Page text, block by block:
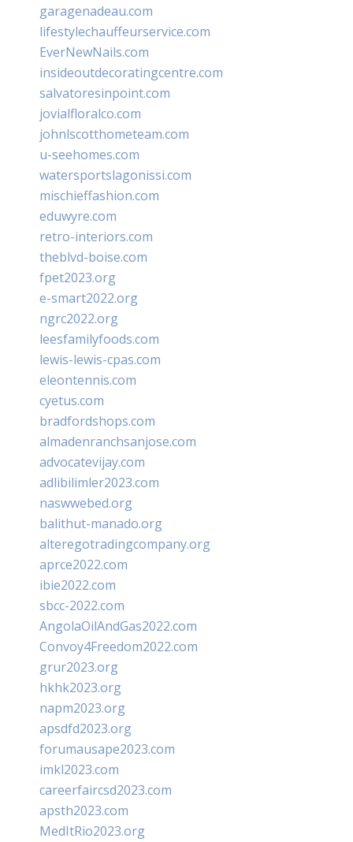
garagenadeau.com
lifestylechauffeurservice.com
EverNewNails.com
insideoutdecoratingcentre.com
salvatoresinpoint.com
jovialfloralco.com
johnlscotthometeam.com
u-seehomes.com
watersportslagonissi.com
mischieffashion.com
eduwyre.com
retro-interiors.com
theblvd-boise.com
fpet2023.org
e-smart2022.org
ngrc2022.org
leesfamilyfoods.com
lewis-lewis-cpas.com
eleontennis.com
cyetus.com
bradfordshops.com
almadenranchsanjose.com
advocatevijay.com
adlibilimler2023.com
naswwebed.org
balithut-manado.org
alteregotradingcompany.org
aprce2022.com
ibie2022.com
sbcc-2022.com
AngolaOilAndGas2022.com
Convoy4Freedom2022.com
grur2023.org
hkhk2023.org
napm2023.org
apsdfd2023.org
forumausape2023.com
imkl2023.com
careerfaircsd2023.com
apsth2023.com
MedItRio2023.org